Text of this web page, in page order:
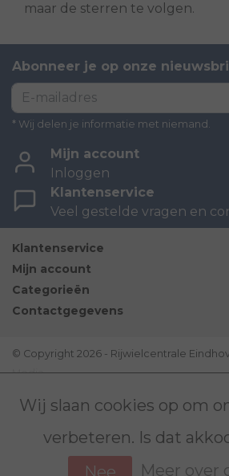
maar de sterren te volgen.
Abonneer je op onze
* Wij delen je informatie met niemand.
Mijn account
Inloggen
Klantenservice
Veel gestelde vragen en
Klantenservice
Mijn account
Categorieën
Contactgegevens
© Copyright 2026 - Rijwielcentrale
Media
Wij slaan cookies op om
verbeteren. Is dat
Nee
Meer over